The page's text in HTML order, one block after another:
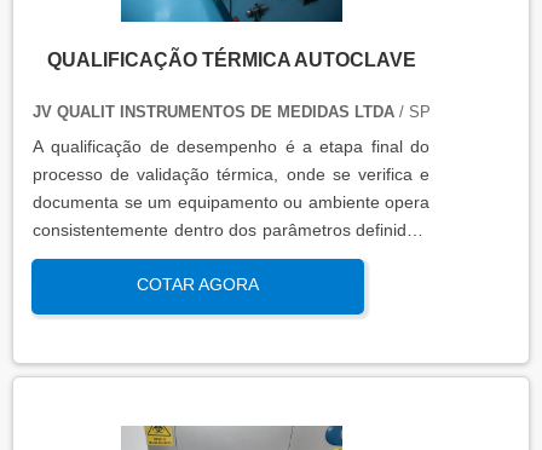
QUALIFICAÇÃO TÉRMICA AUTOCLAVE
JV QUALIT INSTRUMENTOS DE MEDIDAS LTDA/ SP
A qualificação de desempenho é a etapa final do
processo de validação térmica, onde se verifica e
documenta se um equipamento ou ambiente opera
consistentemente dentro dos parâmetros definidos,
sob condições reais de uso. Esta qualificação
assegura que os processos atendem aos requisitos
regulatórios e de qualidade, garantindo segurança
COTAR AGORA